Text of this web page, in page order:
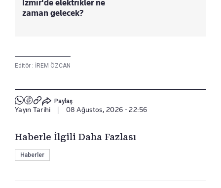
İzmir'de elektrikler ne
zaman gelecek?
Editör : İREM ÖZCAN
Paylaş
Yayın Tarihi 08 Ağustos, 2026 - 22:56
Haberle İlgili Daha Fazlası
Haberler